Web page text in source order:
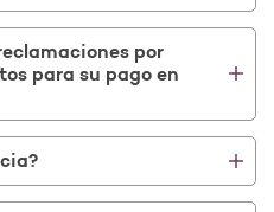
por
para su pago en